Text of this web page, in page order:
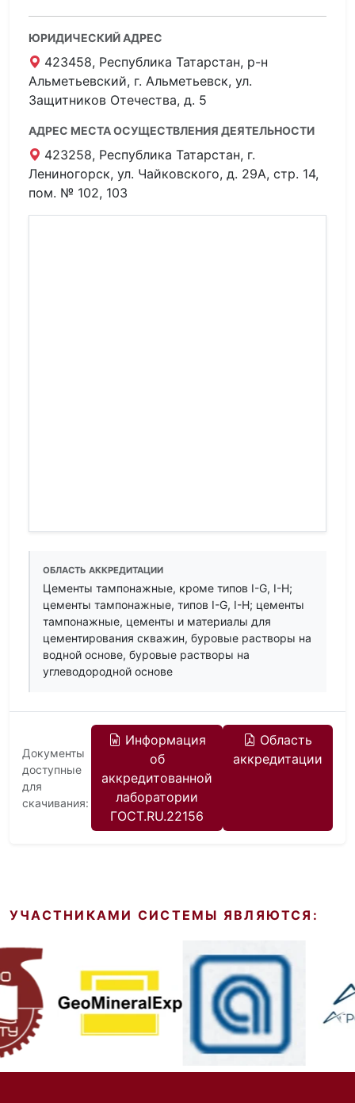
ЮРИДИЧЕСКИЙ АДРЕС
423458, Республика Татарстан, р-н
Альметьевский, г. Альметьевск, ул.
Защитников Отечества, д. 5
АДРЕС МЕСТА ОСУЩЕСТВЛЕНИЯ ДЕЯТЕЛЬНОСТИ
423258, Республика Татарстан, г.
Лениногорск, ул. Чайковского, д. 29А, стр. 14,
пом. № 102, 103
ОБЛАСТЬ АККРЕДИТАЦИИ
Цементы тампонажные, кроме типов I-G, I-H;
цементы тампонажные, типов I-G, I-H; цементы
тампонажные, цементы и материалы для
цементирования скважин, буровые растворы на
водной основе, буровые растворы на
углеводородной основе
Документы
доступные
для
скачивания:
Информация
об
аккредитованной
лаборатории
ГОСТ.RU.22156
Область
аккредитации
УЧАСТНИКАМИ СИСТЕМЫ ЯВЛЯЮТСЯ: